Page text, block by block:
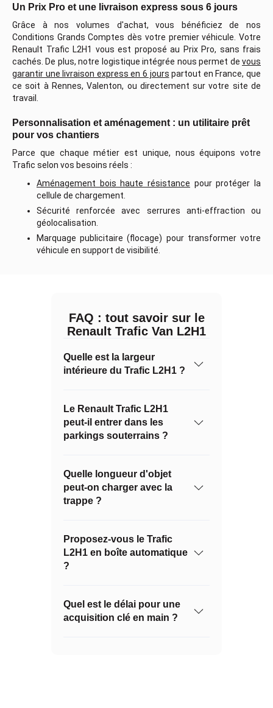
Un Prix Pro et une livraison express sous 6 jours
Grâce à nos volumes d'achat, vous bénéficiez de nos
Conditions Grands Comptes dès votre premier véhicule. Votre
Renault Trafic L2H1 vous est proposé au Prix Pro, sans frais
cachés. De plus, notre logistique intégrée nous permet de vous
garantir une livraison express en 6 jours partout en France, que
ce soit à Rennes, Valenton, ou directement sur votre site de
travail.
Personnalisation et aménagement : un utilitaire prêt
pour vos chantiers
Parce que chaque métier est unique, nous équipons votre
Trafic selon vos besoins réels :
Aménagement bois haute résistance pour protéger la
cellule de chargement.
Sécurité renforcée avec serrures anti-effraction ou
géolocalisation.
Marquage publicitaire (flocage) pour transformer votre
véhicule en support de visibilité.
FAQ : tout savoir sur le
Renault Trafic Van L2H1
Quelle est la largeur
intérieure du Trafic L2H1 ?
Le Renault Trafic L2H1
peut-il entrer dans les
parkings souterrains ?
Quelle longueur d'objet
peut-on charger avec la
trappe ?
Proposez-vous le Trafic
L2H1 en boîte automatique
?
Quel est le délai pour une
acquisition clé en main ?